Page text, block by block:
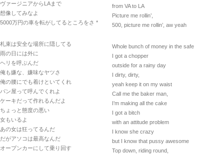
ヴァージニアからLAまで
想像してみなよ
5000万円の車を転がしてるところをさ *
札束は安全な場所に隠してる
雨の日には外に
ヘリを呼ぶんだ
俺も嫌な、嫌味なヤツさ
俺の腰にでも着けといてくれ
パン屋って呼んでくれよ
ケーキだって作れるんだよ
ちょっと態度の悪い
女もいるよ
あの女は狂ってるんだ
だがアソコは最高なんだ
オープンカーにして乗り回す
from VA to LA
Picture me rollin’,
500, picture me rollin’, aw yeah
Whole bunch of money in the safe
I got a chopper
outside for a rainy day
I dirty, dirty,
yeah keep it on my waist
Call me the baker man,
I’m making all the cake
I got a bitch
with an attitude problem
I know she crazy
but I know that pussy awesome
Top down, riding round,